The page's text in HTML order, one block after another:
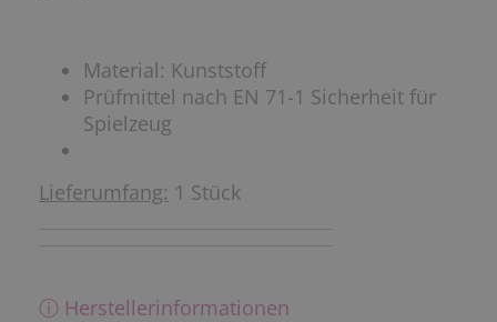
Material: Kunststoff
Prüfmittel nach EN 71-1 Sicherheit für
Spielzeug
Lieferumfang: 1 Stück
ⓘ Herstellerinformationen